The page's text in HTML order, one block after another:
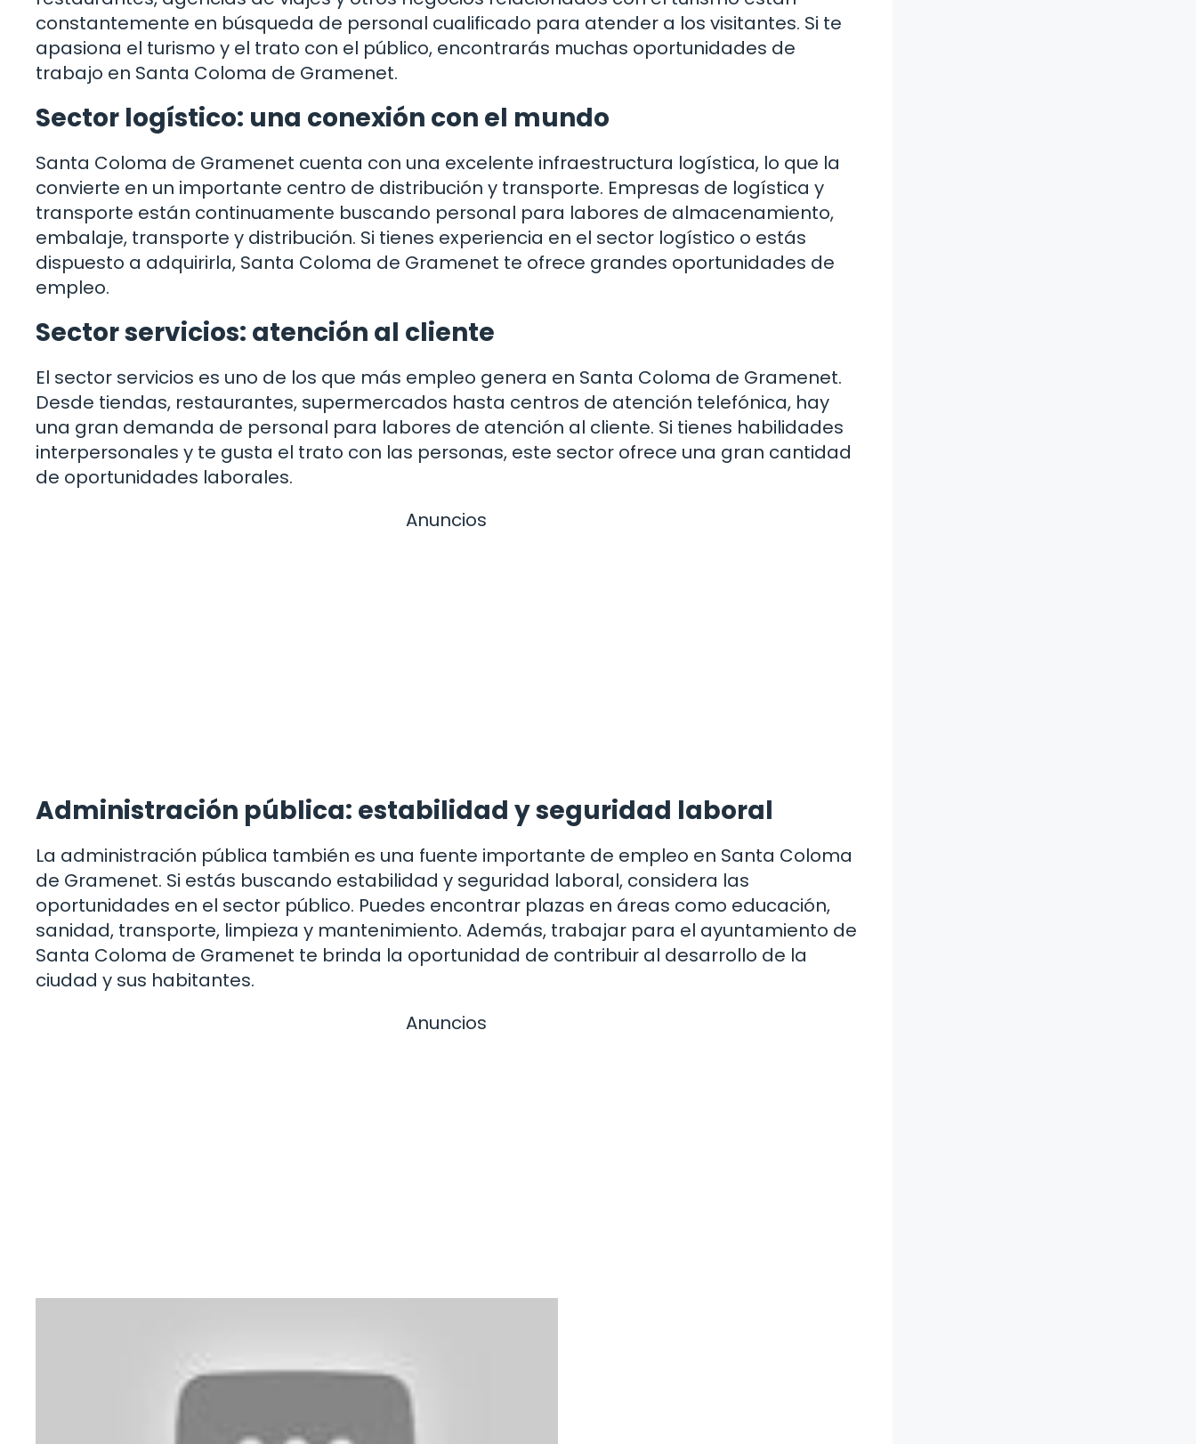
constantemente en búsqueda de personal cualificado para atender a los visitantes. Si te
apasiona el turismo y el trato con el público, encontrarás muchas oportunidades de
trabajo en Santa Coloma de Gramenet.
Sector logístico: una conexión con el mundo
Santa Coloma de Gramenet cuenta con una excelente infraestructura logística, lo que la
convierte en un importante centro de distribución y transporte. Empresas de logística y
transporte están continuamente buscando personal para labores de almacenamiento,
embalaje, transporte y distribución. Si tienes experiencia en el sector logístico o estás
dispuesto a adquirirla, Santa Coloma de Gramenet te ofrece grandes oportunidades de
empleo.
Sector servicios: atención al cliente
El sector servicios es uno de los que más empleo genera en Santa Coloma de Gramenet.
Desde tiendas, restaurantes, supermercados hasta centros de atención telefónica, hay
una gran demanda de personal para labores de atención al cliente. Si tienes habilidades
interpersonales y te gusta el trato con las personas, este sector ofrece una gran cantidad
de oportunidades laborales.
Anuncios
Administración pública: estabilidad y seguridad laboral
La administración pública también es una fuente importante de empleo en Santa Coloma
de Gramenet. Si estás buscando estabilidad y seguridad laboral, considera las
oportunidades en el sector público. Puedes encontrar plazas en áreas como educación,
sanidad, transporte, limpieza y mantenimiento. Además, trabajar para el ayuntamiento de
Santa Coloma de Gramenet te brinda la oportunidad de contribuir al desarrollo de la
ciudad y sus habitantes.
Anuncios